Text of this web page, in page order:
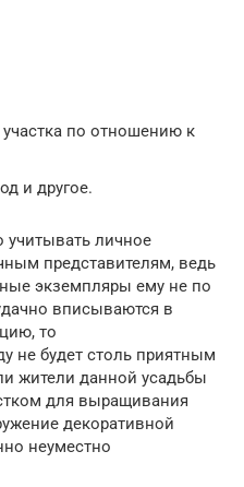
по отношению к
и другое.
учитывать личное
представителям, ведь
экземпляры ему не по
вписываются в
то
не будет столь приятным
жители данной усадьбы
для выращивания
декоративной
неуместно